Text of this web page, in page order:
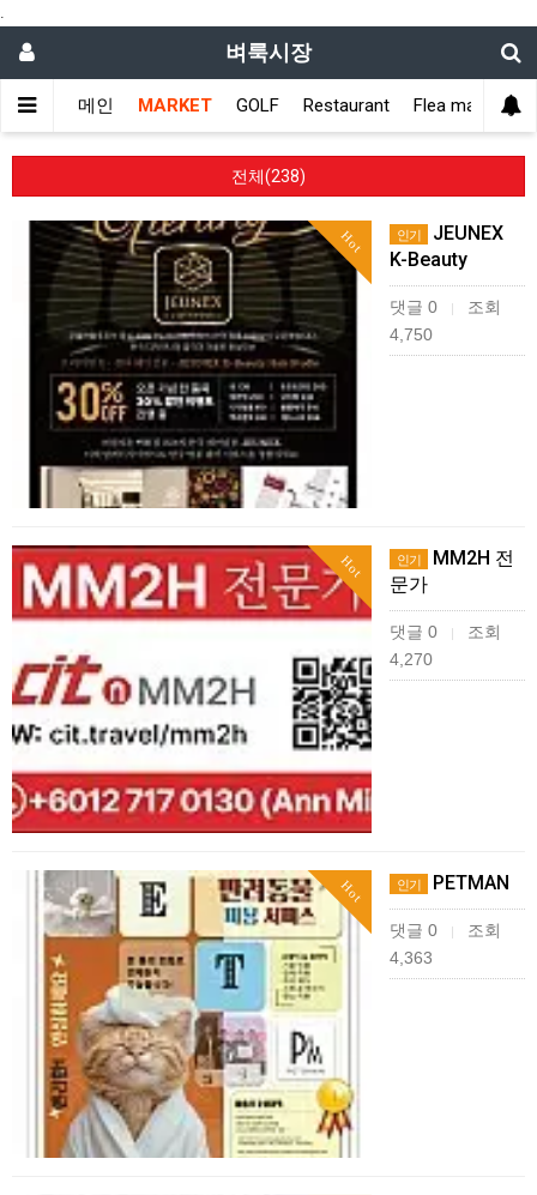
.
벼룩시장
메인 MARKET GOLF Restaurant Flea market
전체(238)
Hot 인기
JEUNEX
K-Beauty
댓글 0 |
조회
4,750
Hot 인기
MM2H 전
문가
댓글 0 |
조회
4,270
Hot 인기 PETMAN
댓글 0 |
조회
4,363